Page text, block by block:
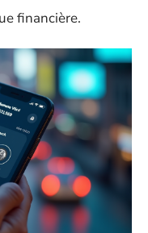
financière.